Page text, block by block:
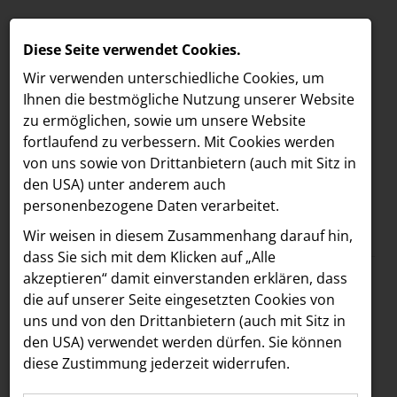
MELDUNGEN
LOEBELL NORDBERG
INNER
aehre
Astoria Artshow
B/S/H Hausgeräte
Meldungen /
Text Bilder
13.04.2023
Design-Spa
ATMOSPHERE by
Diese Seite verwendet Cookies.
Wir verwenden unterschiedliche Cookies, um
Ihnen die best­mögliche Nutzung unserer Website
zu ermöglichen, sowie um unsere Website
fortlaufend zu verbessern. Mit Cookies werden
von uns sowie von Drittanbietern (auch mit Sitz in
den USA) unter anderem auch
personenbezogene Daten verarbeitet.
Wir weisen in diesem Zusammenhang darauf hin,
dass Sie sich mit dem Klicken auf „Alle
akzeptieren“ damit ein­ver­standen erklären, dass
die auf unserer Seite eingesetzten Cookies von
uns und von den Drittanbietern (auch mit Sitz in
den USA) verwendet werden dürfen. Sie können
diese Zustimmung jederzeit widerrufen.